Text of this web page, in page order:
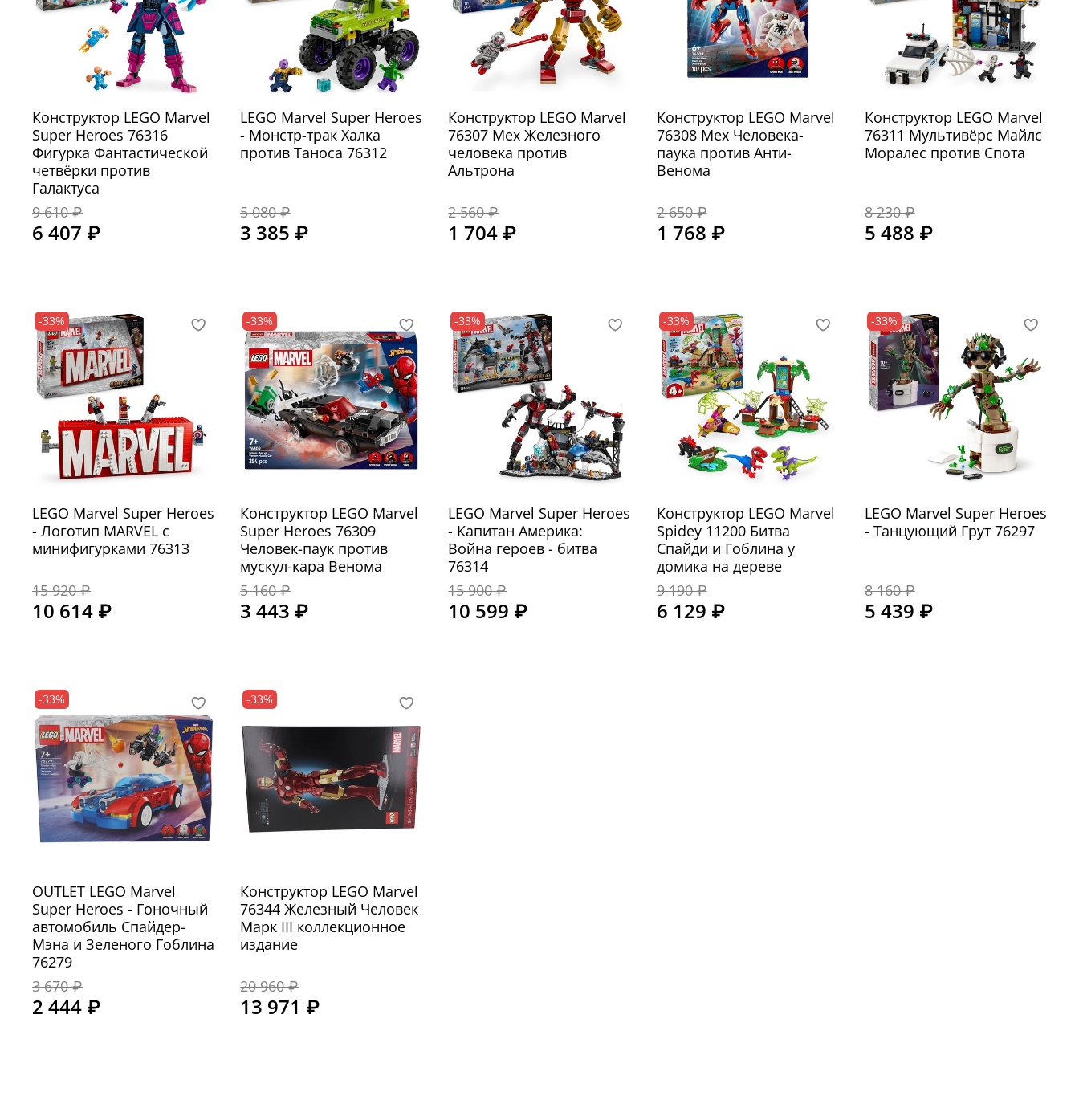
Конструктор LEGO Marvel
Super Heroes 76316
Фигурка Фантастической
четвёрки против
Галактуса
9 610 ₽
6 407 ₽
LEGO Marvel Super Heroes
- Монстр-трак Халка
против Таноса 76312
5 080 ₽
3 385 ₽
Конструктор LEGO Marvel
76307 Мех Железного
человека против
Альтрона
2 560 ₽
1 704 ₽
Конструктор LEGO Marvel
76308 Мех Человека-
паука против Анти-
Венома
2 650 ₽
1 768 ₽
Конструктор LEGO Marvel
76311 Мультивёрс Майлс
Моралес против Спота
8 230 ₽
5 488 ₽
-33%
LEGO Marvel Super Heroes
- Логотип MARVEL с
минифигурками 76313
15 920 ₽
10 614 ₽
-33%
Конструктор LEGO Marvel
Super Heroes 76309
Человек-паук против
мускул-кара Венома
5 160 ₽
3 443 ₽
-33%
LEGO Marvel Super Heroes
- Капитан Америка:
Война героев - битва
76314
15 900 ₽
10 599 ₽
-33%
Конструктор LEGO Marvel
Spidey 11200 Битва
Спайди и Гоблина у
домика на дереве
9 190 ₽
6 129 ₽
-33%
LEGO Marvel Super Heroes
- Танцующий Грут 76297
8 160 ₽
5 439 ₽
-33%
OUTLET LEGO Marvel
Super Heroes - Гоночный
автомобиль Спайдер-
Мэна и Зеленого Гоблина
76279
3 670 ₽
2 444 ₽
-33%
Конструктор LEGO Marvel
76344 Железный Человек
Марк III коллекционное
издание
20 960 ₽
13 971 ₽